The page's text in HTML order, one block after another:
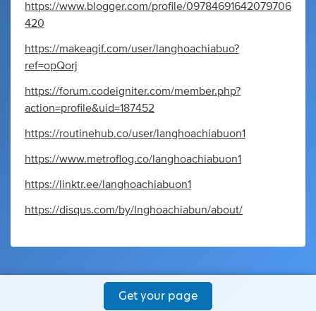
https://www.blogger.com/profile/09784691642079706
420
https://makeagif.com/user/langhoachiabuo?
ref=opQorj
https://forum.codeigniter.com/member.php?
action=profile&uid=187452
https://routinehub.co/user/langhoachiabuon1
https://www.metroflog.co/langhoachiabuon1
https://linktr.ee/langhoachiabuon1
https://disqus.com/by/lnghoachiabun/about/
Get your page